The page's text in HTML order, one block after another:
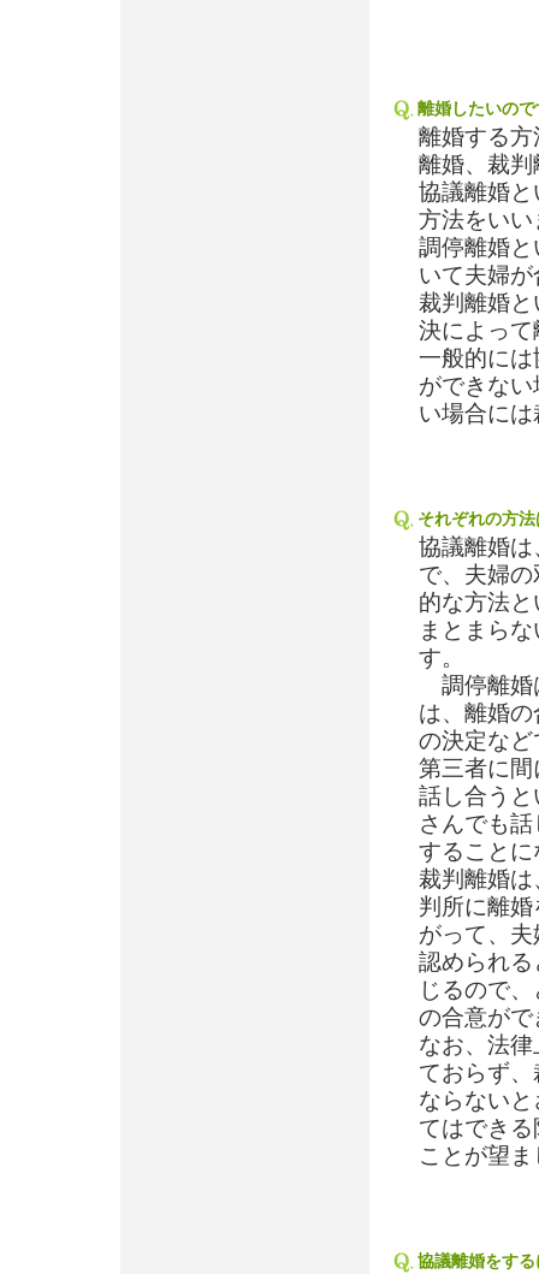
離婚したいの
離婚する
離婚、裁
協議離婚
方法をいい
調停離婚
いて夫婦
裁判離婚
決によっ
一般的に
ができな
い場合に
それぞれの方
協議離婚
で、夫婦
的な方法
まとまら
す。
調停離婚
は、離婚
の決定な
第三者に
話し合う
さんでも
すること
裁判離婚
判所に離
がって、
認められ
じるので
の合意が
なお、法
ておらず
ならない
てはでき
ことが望
協議離婚をす